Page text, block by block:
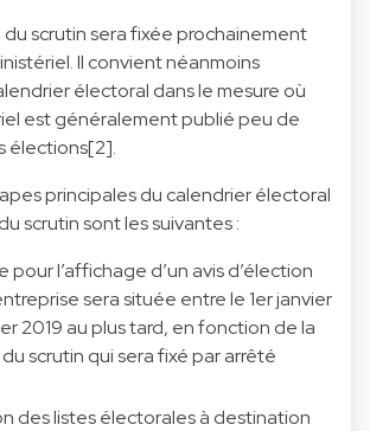
scrutin sera fixée prochainement
Il convient néanmoins
électoral dans le mesure où
est généralement publié peu de
élections[2].
principales du calendrier électoral
scrutin sont les suivantes :
pour l’affichage d’un avis d’élection
sera située entre le 1er janvier
2019 au plus tard, en fonction de la
scrutin qui sera fixé par arrêté
des listes électorales à destination